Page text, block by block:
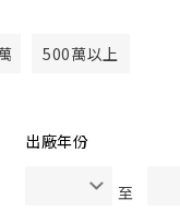
500萬以上
出廠年份
至